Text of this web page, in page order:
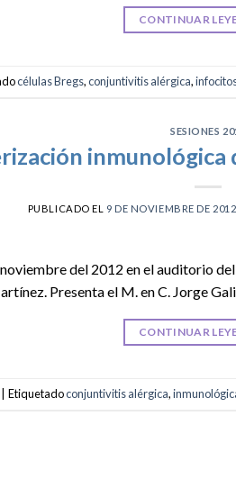
CONTINUAR
células Bregs,conjuntivitis alérgica,
SESIONES
PUBLICADO EL 9 DE NOVIEMBRE DE 2012
noviembre del 2012 en el auditorio
Presenta el M. en C. Jorge
CONTINUAR
Etiquetadoconjuntivitis alérgica,